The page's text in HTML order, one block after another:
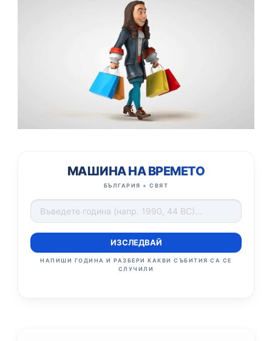
МАШИНА НА ВРЕМЕТО
БЪЛГАРИЯ + СВЯТ
ИЗСЛЕДВАЙ
НАПИШИ ГОДИНА И РАЗБЕРИ КАКВИ СЪБИТИЯ СА СЕ
СЛУЧИЛИ